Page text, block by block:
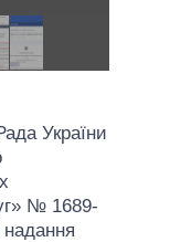
України
№ 1689-